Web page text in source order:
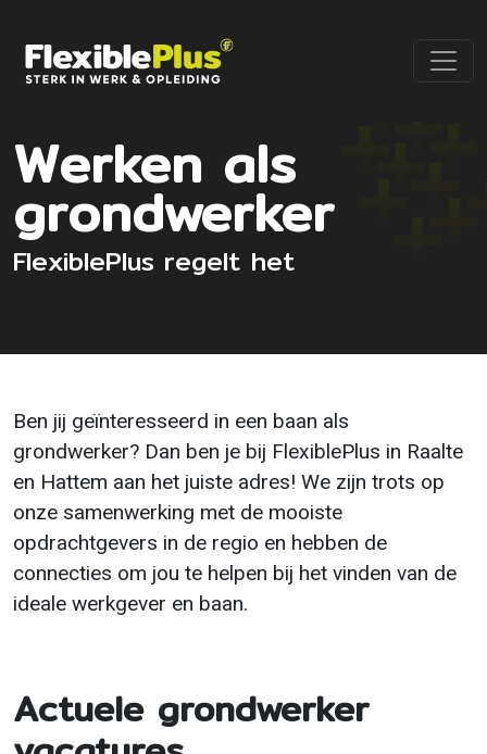
Werken als
grondwerker
FlexiblePlus regelt het
Ben jij geïnteresseerd in een baan als
grondwerker? Dan ben je bij FlexiblePlus in Raalte
en Hattem aan het juiste adres! We zijn trots op
onze samenwerking met de mooiste
opdrachtgevers in de regio en hebben de
connecties om jou te helpen bij het vinden van de
ideale werkgever en baan.
Actuele grondwerker